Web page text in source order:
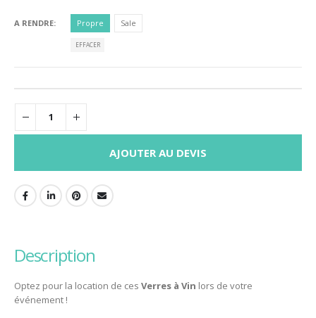
A RENDRE Propre Sale
EFFACER
AJOUTER AU DEVIS
description
Optez pour la location de ces Verres à Vin lors de votre
événement !